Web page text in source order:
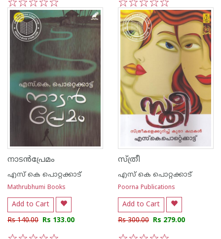
5
4
3
2
1 5
4
3
2
1
നാടന്‍പ്രേമം
എസ്‌ കെ പൊറ്റക്കാട്‌
Mathrubhumi Books
Add to Cart
Rs 140.00 Rs 133.00
സ്ത്രീ
എസ്‌ കെ പൊറ്റക്കാട്‌
Poorna Publications
Add to Cart
Rs 300.00 Rs 279.00